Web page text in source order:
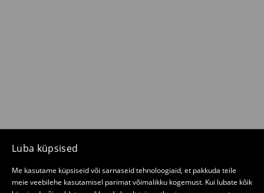
Luba küpsised
Me kasutame küpsiseid või sarnaseid tehnoloogiaid, et pakkuda teile
meie veebilehe kasutamisel parimat võimalikku kogemust. Kui lubate kõik